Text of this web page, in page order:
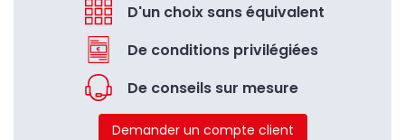
D'un choix sans équivalent
De conditions privilégiées
De conseils sur mesure
Demander un compte client